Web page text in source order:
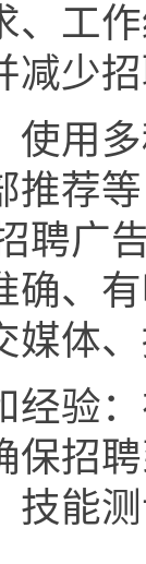
、工
减少
使用
推荐
聘广
确、
媒体
经验
保招
技能